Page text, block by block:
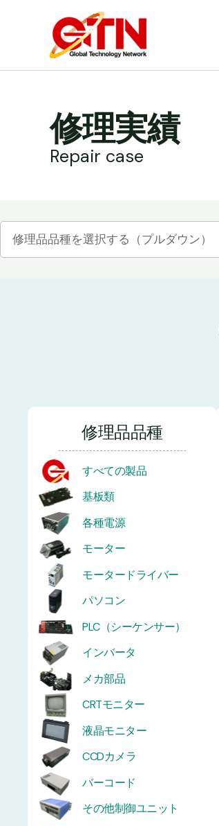
修理実績
Repair case
修理品品種
すべての製品
基板類
各種電源
モーター
モータードライバー
パソコン
PLC（シーケンサー）
インバータ
メカ部品
CRTモニター
液晶モニター
CCDカメラ
バーコード
その他制御ユニット